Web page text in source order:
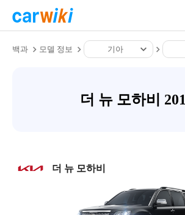
백과 모델 정보 기아
더 뉴 모하비
더 뉴 모하비